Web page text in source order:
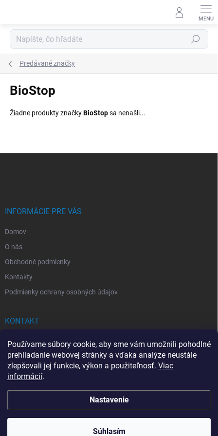
Používame súbory cookie, aby sme vám umožnili pohodlné
prehliadanie webovej stránky a vďaka analýze neustále
zlepšovali jej funkcie, výkon a použiteľnosť. Viac
informácií.
Nastavenie
Súhlasím
Hľadať
Predávané značky
BioStop
Žiadne produkty značkyBioStopsa nenašli...
INFORMÁCIE PRE VÁS
Domov
O nás
Obchodné podmienky
Kontakty
Podmienky ochrany osobných údajov
KONTAKT
info@drogerkovo.sk
Copyright 2026Drogerkovo. Všetky práva vyhradené.Upraviť nastavenie
cookies